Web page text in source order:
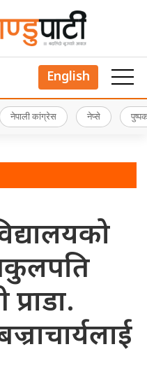
English
नेपाली कांग्रेस नेप्से